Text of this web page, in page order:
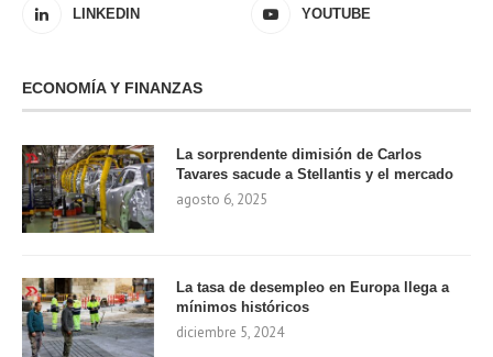
LINKEDIN YOUTUBE
ECONOMÍA Y FINANZAS
La sorprendente dimisión de Carlos
Tavares sacude a Stellantis y el mercado
agosto 6, 2025
La tasa de desempleo en Europa llega a
mínimos históricos
diciembre 5, 2024